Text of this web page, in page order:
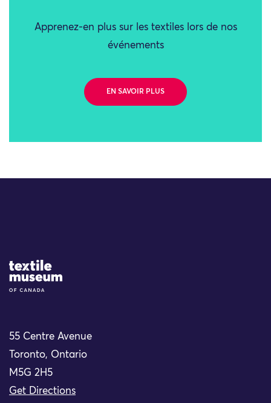
Apprenez-en plus sur les textiles lors de nos
événements
EN SAVOIR PLUS
Site Logo
55 Centre Avenue
Toronto, Ontario
M5G 2H5
Get Directions